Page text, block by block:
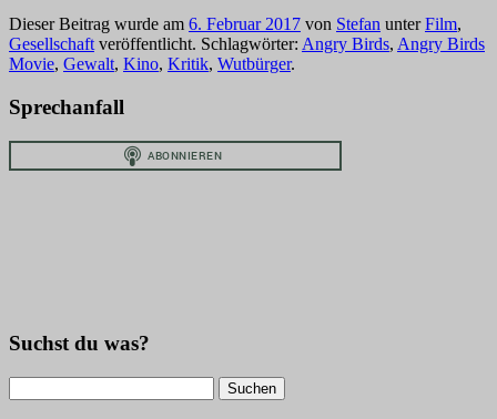
Dieser Beitrag wurde am 6. Februar 2017 von Stefan unterFilm,
Gesellschaft veröffentlicht. Schlagwörter: Angry Birds, Angry Birds
Movie, Gewalt, Kino, Kritik, Wutbürger.
Sprechanfall
Suchst du was?
nach: